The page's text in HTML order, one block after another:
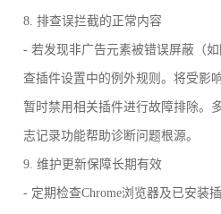
8. 排查误拦截的正常内容
- 若发现非广告元素被错误屏蔽（
查插件设置中的例外规则。将受影
暂时禁用相关插件进行故障排除。
志记录功能帮助诊断问题根源。
9. 维护更新保障长期有效
- 定期检查Chrome浏览器及已安装